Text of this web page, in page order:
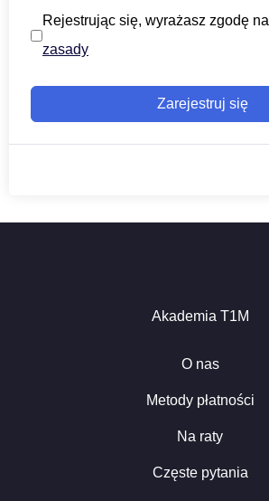
Rejestrując się, wyrażasz zgodę na
zasady
Zarejestruj się
Akademia T1M
O nas
Metody płatności
Na raty
Częste pytania